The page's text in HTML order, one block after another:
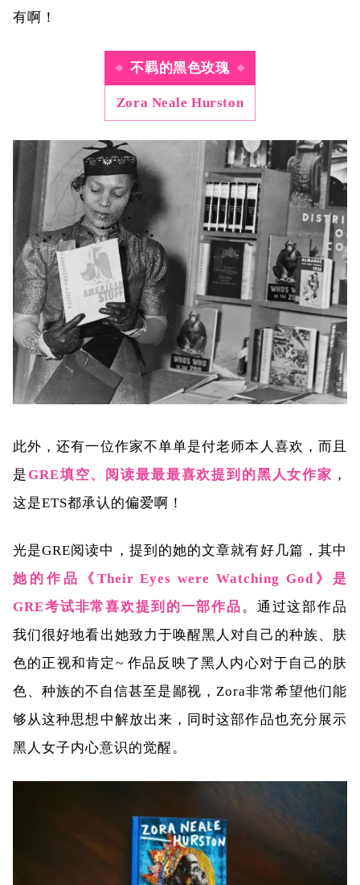
有啊！
不羁的黑色玫瑰
Zora Neale Hurston
此外，还有一位作家不单单是付老师本人喜欢，而且
是GRE填空、阅读最最最喜欢提到的黑人女作家 ，
这是ETS都承认的偏爱啊！
光是GRE阅读中，提到的她的文章就有好几篇，其中
她的作品《Their Eyes were Watching God》是
GRE考试非常喜欢提到的一部作品。通过这部作品
我们很好地看出她致力于唤醒黑人对自己的种族、肤
色的正视和肯定~ 作品反映了黑人内心对于自己的肤
色、种族的不自信甚至是鄙视，Zora非常希望他们能
够从这种思想中解放出来，同时这部作品也充分展示
黑人女子内心意识的觉醒。